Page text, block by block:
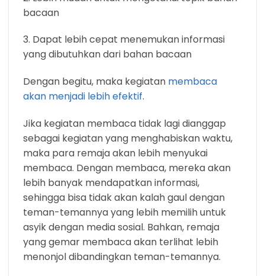
bacaan
3. Dapat lebih cepat menemukan informasi
yang dibutuhkan dari bahan bacaan
Dengan begitu, maka kegiatan membaca
akan menjadi lebih efektif.
Jika kegiatan membaca tidak lagi dianggap
sebagai kegiatan yang menghabiskan waktu,
maka para remaja akan lebih menyukai
membaca. Dengan membaca, mereka akan
lebih banyak mendapatkan informasi,
sehingga bisa tidak akan kalah gaul dengan
teman-temannya yang lebih memilih untuk
asyik dengan media sosial. Bahkan, remaja
yang gemar membaca akan terlihat lebih
menonjol dibandingkan teman-temannya.